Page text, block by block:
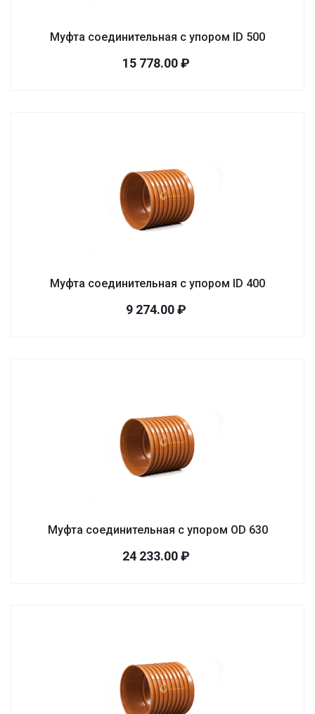
Муфта соединительная с упором ID 500
15 778.00 ₽
Муфта соединительная с упором ID 400
9 274.00 ₽
Муфта соединительная с упором OD 630
24 233.00 ₽